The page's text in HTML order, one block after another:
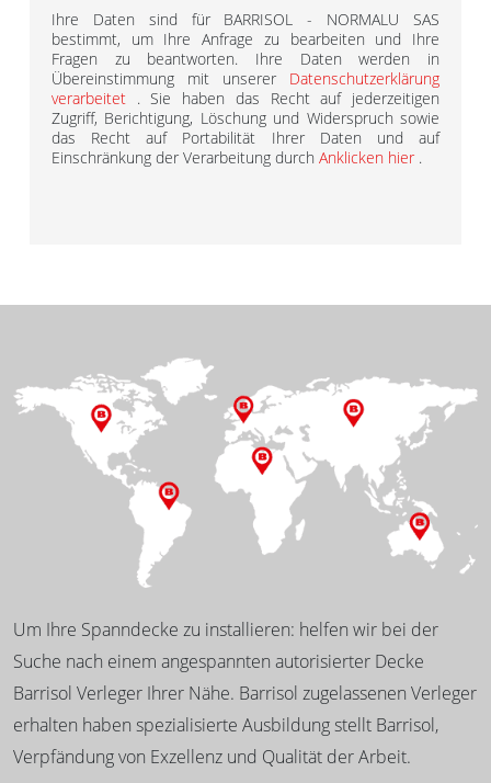
Ihre Daten sind für BARRISOL - NORMALU SAS
bestimmt, um Ihre Anfrage zu bearbeiten und Ihre
Fragen zu beantworten. Ihre Daten werden in
Übereinstimmung mit unserer Datenschutzerklärung
verarbeitet . Sie haben das Recht auf jederzeitigen
Zugriff, Berichtigung, Löschung und Widerspruch sowie
das Recht auf Portabilität Ihrer Daten und auf
Einschränkung der Verarbeitung durch Anklicken hier .
Um Ihre Spanndecke zu installieren: helfen wir bei der
Suche nach einem angespannten autorisierter Decke
Barrisol Verleger Ihrer Nähe. Barrisol zugelassenen Verleger
erhalten haben spezialisierte Ausbildung stellt Barrisol,
Verpfändung von Exzellenz und Qualität der Arbeit.